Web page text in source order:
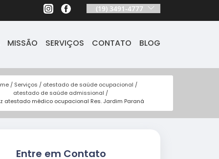
(19) 3491-4777
MISSÃO SERVIÇOS CONTATO BLOG
Serviços
atestado de saúde ocupacional
atestado de saúde admissional
atestado médico ocupacional Res. Jardim Paraná
Entre em Contato